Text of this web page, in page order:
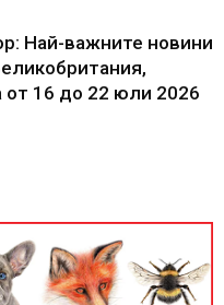
Най-важните новини
от 16 до 22 юли 2026